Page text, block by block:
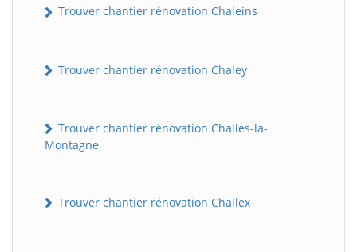
Trouver chantier rénovation Chaleins
Trouver chantier rénovation Chaley
Trouver chantier rénovation Challes-la-
Montagne
Trouver chantier rénovation Challex